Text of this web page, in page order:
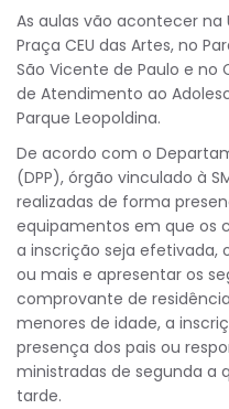
As aulas vão acontecer na
Praça CEU das Artes, no
São Vicente de Paulo e no
de Atendimento ao
Parque Leopoldina.
De acordo com o
(DPP), órgão vinculado à
realizadas de forma
equipamentos em que os
a inscrição seja efetivada,
ou mais e apresentar os
comprovante de
menores de idade, a
presença dos pais ou
ministradas de segunda a
tarde.